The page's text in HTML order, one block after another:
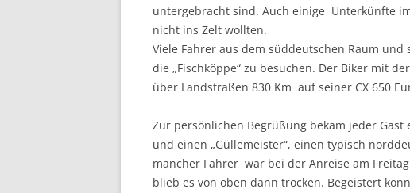
untergebracht sind. Auch einige Unterkünfte
nicht ins Zelt wollten.
Viele Fahrer aus dem süddeutschen Raum
die „Fischköppe“ zu besuchen. Der Biker mit
über Landstraßen 830 Km auf seiner CX 650
Zur persönlichen Begrüßung bekam jeder
und einen „Güllemeister“, einen typisch
mancher Fahrer war bei der Anreise am
blieb es von oben dann trocken. Begeistert